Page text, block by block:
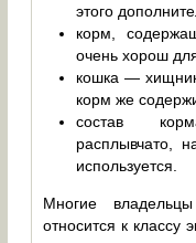
этого
корм,
очень хорош
кошка —
корм же
состав
расплывчато,
используется.
Многие
относится к классу